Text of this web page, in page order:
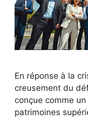
En réponse à la
creusement du
conçue comme
patrimoines